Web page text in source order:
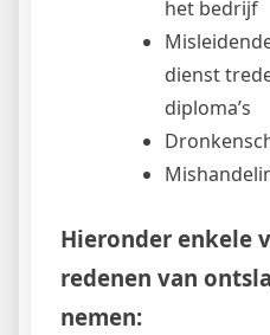
het bedrijf
dienst
diploma’s
Hieronder enkele
redenen van
nemen: